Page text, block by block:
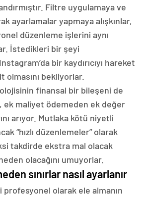
Filtre uygulamaya ve
ayarlamalar yapmaya alışkınlar,
düzenleme işlerini aynı
İstedikleri bir şeyi
bir kaydırıcıyı hareket
bekliyorlar.
finansal bir bileşeni de
ek maliyet ödemeden ek değer
arıyor. Mutlaka kötü niyetli
“hızlı düzenlemeler” olarak
takdirde ekstra mal olacak
olacağını umuyorlar.
sınırlar nasıl ayarlanır
olarak ele almanın